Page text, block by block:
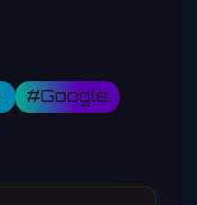
#Google